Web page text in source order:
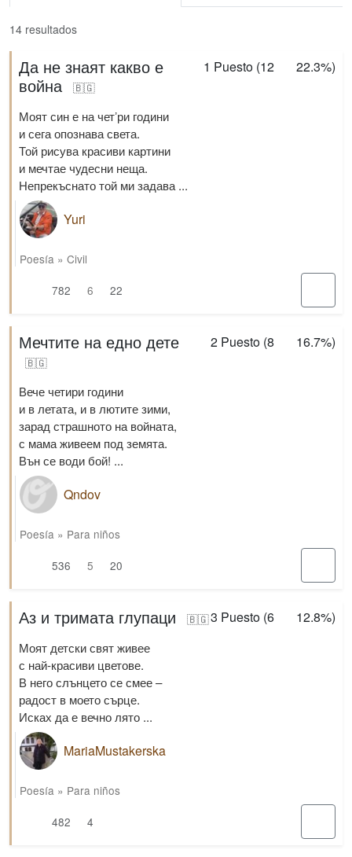
14 resultados
1 Puesto (12 22.3%)
Да не знаят какво е
война
🇧🇬
Моят син е на четʼри години
и сега опознава света.
Той рисува красиви картини
и мечтае чудесни неща.
Непрекъснато той ми задава ...
Yuri
Poesía » Civil
782
6 22
2 Puesto (8 16.7%)
Мечтите на едно дете
🇧🇬
Вече четири години
и в летата, и в лютите зими,
зарад страшното на войната,
с мама живеем под земята.
Вън се води бой! ...
Qndov
Poesía » Para niños
536
5 20
3 Puesto (6 12.8%)
Аз и тримата глупаци 🇧🇬
Моят детски свят живее
с най-красиви цветове.
В него слънцето се смее –
радост в моето сърце.
Исках да е вечно лято ...
MariaMustakerska
Poesía » Para niños
482
4